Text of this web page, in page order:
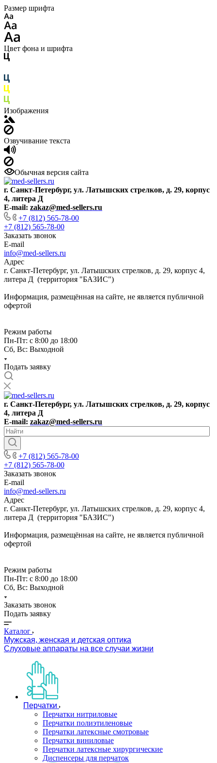
Размер шрифта
Цвет фона и шрифта
Изображения
Озвучивание текста
Обычная версия сайта
г. Санкт-Петербург, ул. Латышских стрелков, д. 29, корпус
4, литера Д
E-mail: zakaz@med-sellers.ru
+7 (812) 565-78-00
+7 (812) 565-78-00
Заказать звонок
E-mail
info@med-sellers.ru
Адрес
г. Санкт-Петербург, ул. Латышских стрелков, д. 29, корпус 4,
литера Д (территория "БАЗИС")
Информация, размещённая на сайте, не является публичной
офертой
Режим работы
Пн-Пт: с 8:00 до 18:00
Сб, Вс: Выходной
Подать заявку
г. Санкт-Петербург, ул. Латышских стрелков, д. 29, корпус
4, литера Д
E-mail: zakaz@med-sellers.ru
+7 (812) 565-78-00
+7 (812) 565-78-00
Заказать звонок
E-mail
info@med-sellers.ru
Адрес
г. Санкт-Петербург, ул. Латышских стрелков, д. 29, корпус 4,
литера Д (территория "БАЗИС")
Информация, размещённая на сайте, не является публичной
офертой
Режим работы
Пн-Пт: с 8:00 до 18:00
Сб, Вс: Выходной
Заказать звонок
Подать заявку
Каталог
Мужская, женская и детская оптика
Слуховые аппараты на все случаи жизни
Перчатки
Перчатки нитриловые
Перчатки полиэтиленовые
Перчатки латексные смотровые
Перчатки виниловые
Перчатки латексные хирургические
Диспенсеры для перчаток